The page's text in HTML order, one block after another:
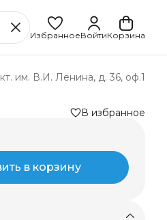
ИзбранноеВойтиКорзина
им. В.И. Ленина, д. 36, оф.1
В избранное
в корзину